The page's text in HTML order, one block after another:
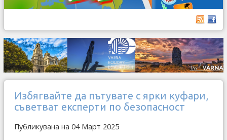
Избягвайте да пътувате с ярки куфари,
съветват експерти по безопасност
Публикувана на 04 Март 2025